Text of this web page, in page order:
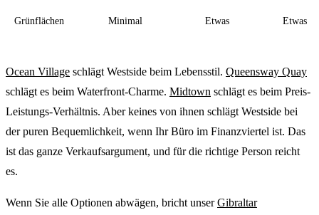
Grünflächen Minimal Etwas Etwas
Ocean Village schlägt Westside beim Lebensstil. Queensway Quay
schlägt es beim Waterfront-Charme. Midtown schlägt es beim Preis-
Leistungs-Verhältnis. Aber keines von ihnen schlägt Westside bei
der puren Bequemlichkeit, wenn Ihr Büro im Finanzviertel ist. Das
ist das ganze Verkaufsargument, und für die richtige Person reicht
es.
Wenn Sie alle Optionen abwägen, bricht unserGibraltar